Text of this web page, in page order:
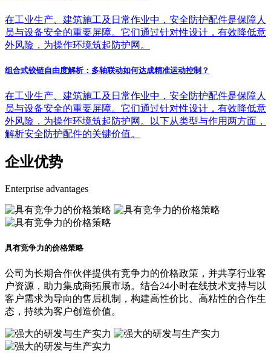
在工业生产、建筑施工及日常作业中，安全防护配件是保障人
员与设备安全的重要屏障。它们通过针对性设计，有效降低意
外风险，为操作环境筑起防护网。
组合式铰链自由度解析：多轴联动如何达成精准运动控制？
在工业生产、建筑施工及日常作业中，安全防护配件是保障人
员与设备安全的重要屏障。它们通过针对性设计，有效降低意
外风险，为操作环境筑起防护网。以下从类型与作用两方面，
解析安全防护配件的关键价值。
企业优势
Enterprise advantages
具有竞争力的价格策略
公司为长期合作伙伴提供有竞争力的价格政策，并共享行业客
户资源，助力集成商拓展市场。结合24小时在线技术支持与以
客户需求为导向的售后机制，构建高性价比、高粘性的合作生
态，持续为客户创造价值。